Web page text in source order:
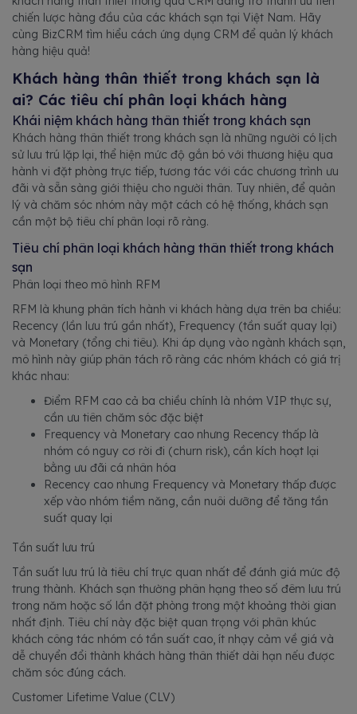
chiến lược hàng đầu của các khách sạn tại Việt Nam. Hãy
cùng BizCRM tìm hiểu cách ứng dụng CRM để quản lý khách
hàng hiệu quả!
Khách hàng thân thiết trong khách sạn là
ai? Các tiêu chí phân loại khách hàng
Khái niệm khách hàng thân thiết trong khách sạn
Khách hàng thân thiết trong khách sạn là những người có lịch
sử lưu trú lặp lại, thể hiện mức độ gắn bó với thương hiệu qua
hành vi đặt phòng trực tiếp, tương tác với các chương trình ưu
đãi và sẵn sàng giới thiệu cho người thân. Tuy nhiên, để quản
lý và chăm sóc nhóm này một cách có hệ thống, khách sạn
cần một bộ tiêu chí phân loại rõ ràng.
Tiêu chí phân loại khách hàng thân thiết trong khách
sạn
Phân loại theo mô hình RFM
RFM là khung phân tích hành vi khách hàng dựa trên ba chiều:
Recency (lần lưu trú gần nhất), Frequency (tần suất quay lại)
và Monetary (tổng chi tiêu). Khi áp dụng vào ngành khách sạn,
mô hình này giúp phân tách rõ ràng các nhóm khách có giá trị
khác nhau:
Điểm RFM cao cả ba chiều chính là nhóm VIP thực sự,
cần ưu tiên chăm sóc đặc biệt
Frequency và Monetary cao nhưng Recency thấp là
nhóm có nguy cơ rời đi (churn risk), cần kích hoạt lại
bằng ưu đãi cá nhân hóa
Recency cao nhưng Frequency và Monetary thấp được
xếp vào nhóm tiềm năng, cần nuôi dưỡng để tăng tần
suất quay lại
Tần suất lưu trú
Tần suất lưu trú là tiêu chí trực quan nhất để đánh giá mức độ
trung thành. Khách sạn thường phân hạng theo số đêm lưu trú
trong năm hoặc số lần đặt phòng trong một khoảng thời gian
nhất định. Tiêu chí này đặc biệt quan trọng với phân khúc
khách công tác nhóm có tần suất cao, ít nhạy cảm về giá và
dễ chuyển đổi thành khách hàng thân thiết dài hạn nếu được
chăm sóc đúng cách.
Customer Lifetime Value (CLV)